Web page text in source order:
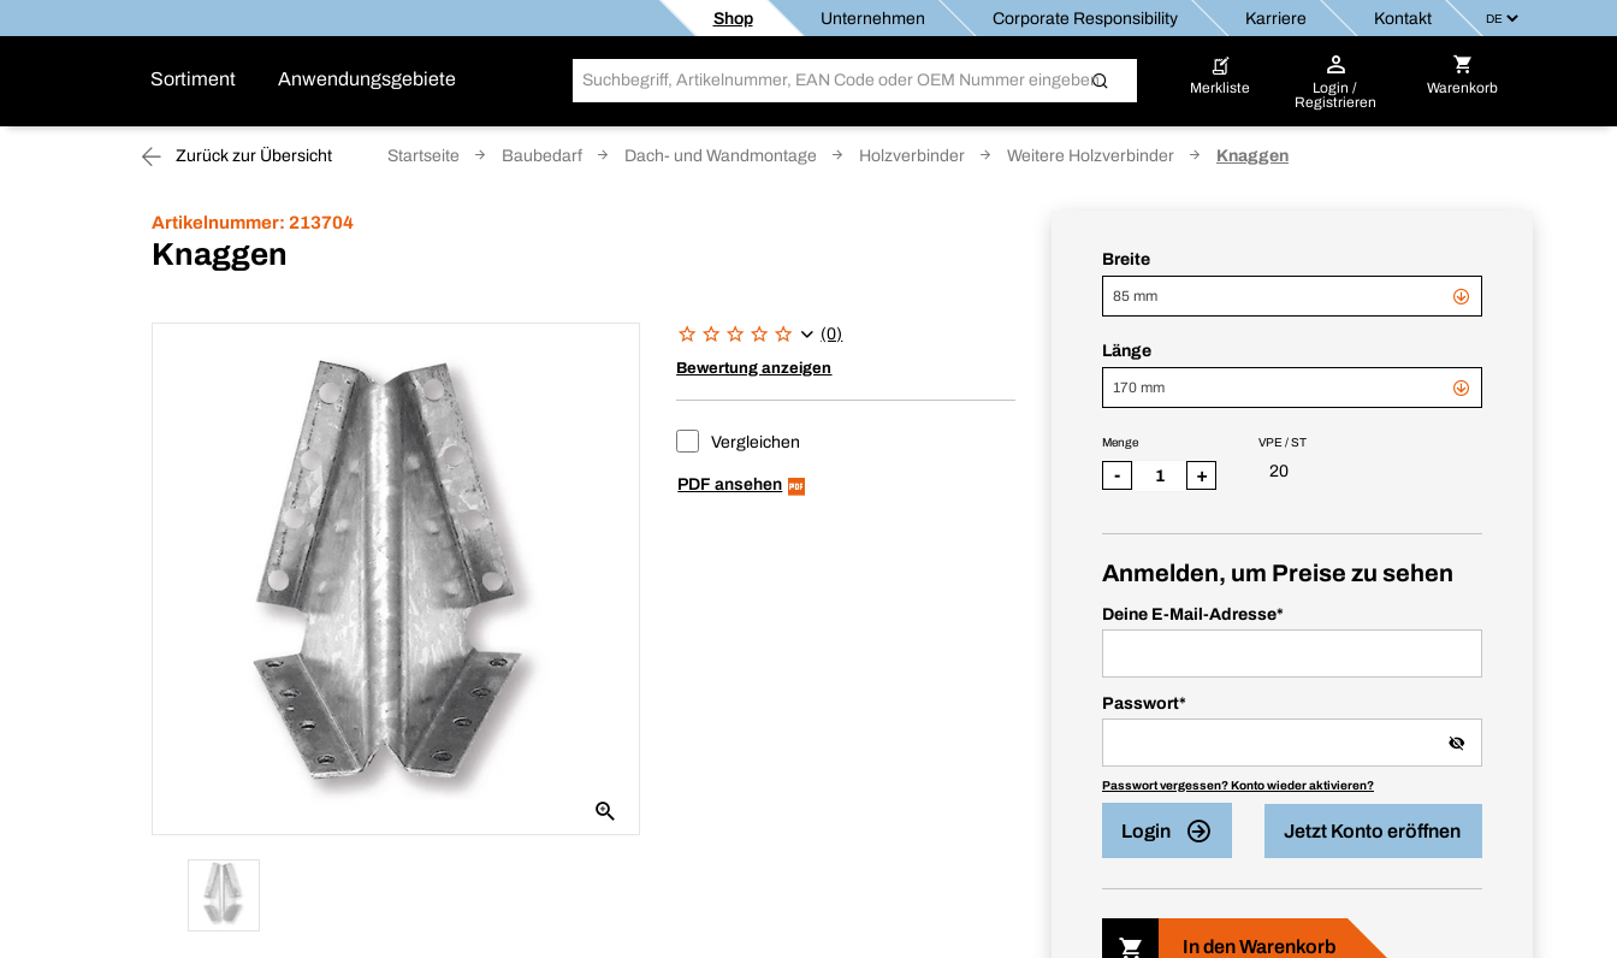
Shop Unternehmen Corporate Responsibility Karriere Kontakt
Sortiment Anwendungsgebiete Merkliste
Login /
Registrieren
Warenkorb
Zurück zur Übersicht Startseite Baubedarf Dach- und Wandmontage Holzverbinder Weitere Holzverbinder Knaggen
Artikelnummer: 213704
Knaggen
(0)
Bewertung anzeigen
Vergleichen
PDF ansehen
Breite
85 mm
Länge
170 mm
VPE / ST
20
Menge
- +
Anmelden, um Preise zu sehen
Deine E-Mail-Adresse*
Passwort*
Passwort vergessen? Konto wieder aktivieren?
Login Jetzt Konto eröffnen
In den Warenkorb